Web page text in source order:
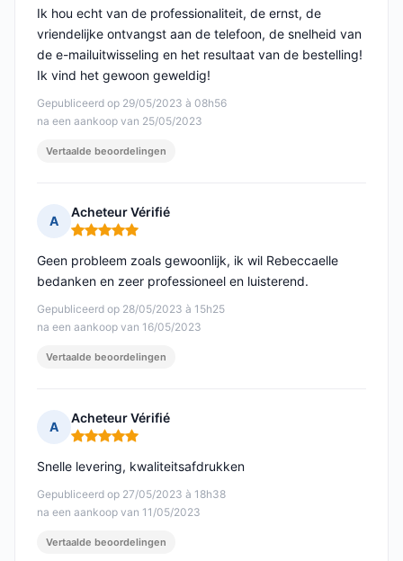
Gepubliceerd op 29/05/2023 à 08h56
na een aankoop van 25/05/2023
Ik hou echt van de professionaliteit, de ernst, de
vriendelijke ontvangst aan de telefoon, de snelheid van
de e-mailuitwisseling en het resultaat van de bestelling!
Ik vind het gewoon geweldig!
Vertaalde beoordelingen
A
Acheteur Vérifié
Opmerking: 5 van 5
Gepubliceerd op 28/05/2023 à 15h25
na een aankoop van 16/05/2023
Geen probleem zoals gewoonlijk, ik wil Rebeccaelle
bedanken en zeer professioneel en luisterend.
Vertaalde beoordelingen
A
Acheteur Vérifié
Opmerking: 5 van 5
Gepubliceerd op 27/05/2023 à 18h38
na een aankoop van 11/05/2023
Snelle levering, kwaliteitsafdrukken
Vertaalde beoordelingen